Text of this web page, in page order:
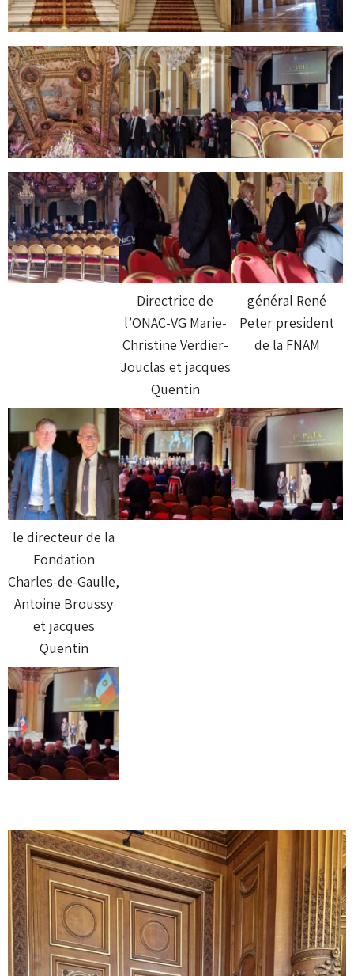
Directrice de
l’ONAC-VG Marie-
Christine Verdier-
Jouclas et jacques
Quentin
général René
Peter president
de la FNAM
le directeur de la
Fondation
Charles-de-Gaulle,
Antoine Broussy
et jacques
Quentin